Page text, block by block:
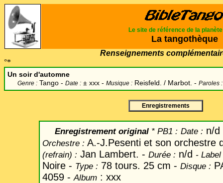
Le site de référence de la planète
La tangothèque
Renseignements
°*
Un soir d'automne
Genre : Tango - Date : ± xxx - Musique : Reisfeld. / Marbot. - Paroles
Enregistrements
Enregistrement original * PB1 : Date : n/d
Orchestre : A.-J.Pesenti et son orchestre
(refrain) : Jan Lambert. - Durée : n/d - Label
Noire - Type : 78 tours. 25 cm - Disque :
4059 - Album : xxx